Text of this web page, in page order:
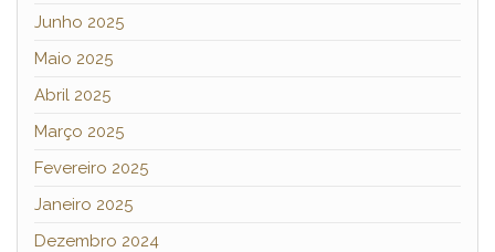
Junho 2025
Maio 2025
Abril 2025
Março 2025
Fevereiro 2025
Janeiro 2025
Dezembro 2024